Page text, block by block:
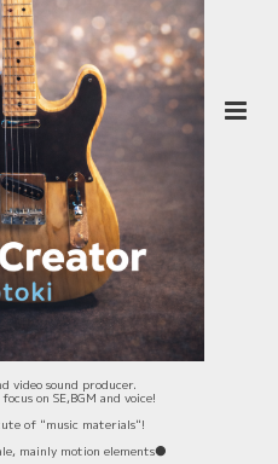
video sound producer.
on SE,BGM and voice!
of "music materials"!
mainly motion elements⚫️